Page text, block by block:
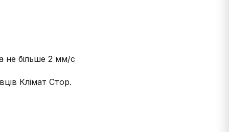
не більше 2 мм/с
Клімат Стор.